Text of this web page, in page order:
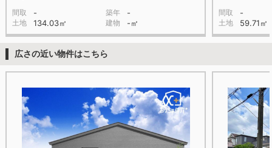
間取 - 築年 -
土地 134.03㎡ 建物 -㎡
間取 -
土地 59.71㎡
広さの近い物件はこちら